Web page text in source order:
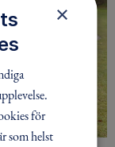
×
för
som helst